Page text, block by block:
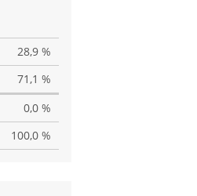
28,9 %
71,1 %
0,0 %
100,0 %